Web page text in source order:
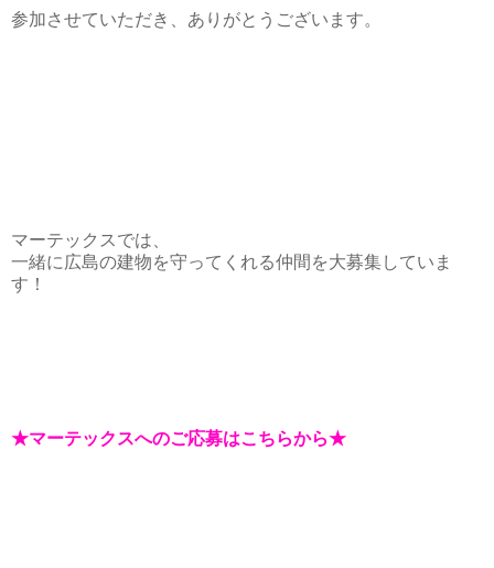
参加させていただき、ありがとうございます。
マーテックスでは、
一緒に広島の建物を守ってくれる仲間を大募集していま
す！
★マーテックスへのご応募はこちらから★